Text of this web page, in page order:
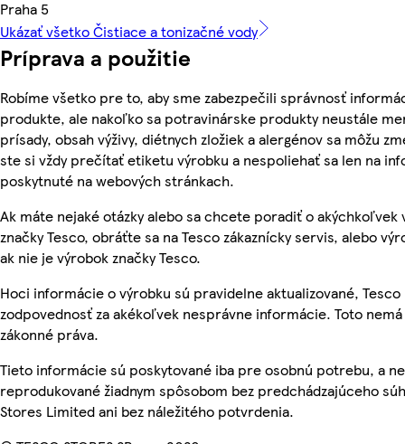
Praha 5
Ukázať všetko Čistiace a tonizačné vody
Príprava a použitie
Robíme všetko pre to, aby sme zabezpečili správnosť
produkte, ale nakoľko sa potravinárske produkty neustále
prísady, obsah výživy, diétnych zložiek a alergénov sa môžu
ste si vždy prečítať etiketu výrobku a nespoliehať sa len na
poskytnuté na webových stránkach.
Ak máte nejaké otázky alebo sa chcete poradiť o akýchkoľvek
značky Tesco, obráťte sa na Tesco zákaznícky servis, alebo
ak nie je výrobok značky Tesco.
Hoci informácie o výrobku sú pravidelne aktualizované, Tesco
zodpovednosť za akékoľvek nesprávne informácie. Toto nemá
zákonné práva.
Tieto informácie sú poskytované iba pre osobnú potrebu, a
reprodukované žiadnym spôsobom bez predchádzajúceho
Stores Limited ani bez náležitého potvrdenia.